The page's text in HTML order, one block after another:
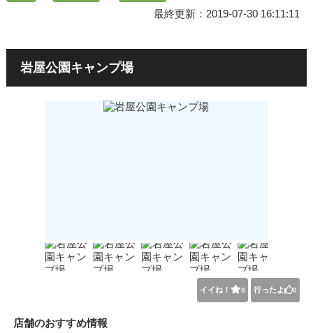
最終更新：2019-07-30 16:11:11
岩屋公園キャンプ場
イイね！ 0 行ったよ 0
店舗のおすすめ情報